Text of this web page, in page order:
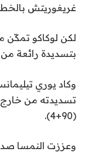
غريغوريتش بالخطأ
لكن لوكاكو تمكّن
بتسديدة رائعة من
وكاد يوري
تسديدته من خارج
(90+4).